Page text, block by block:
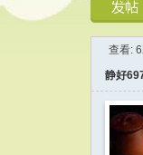
林
查看:
静好